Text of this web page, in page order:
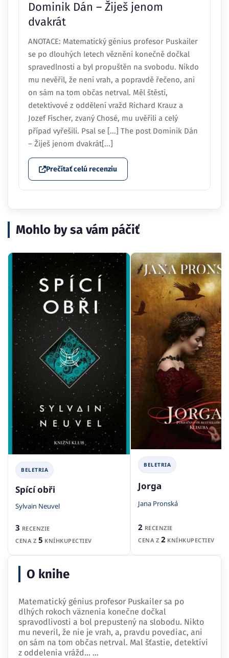
Dominik Dán – Žiješ jenom
dvakrát
ANOTACE: Matematický génius profesor Puskailer
se po dlouhých letech věznění konečně dočkal
spravedlnosti a byl propuštěn na svobodu. Nikdo
mu nevěřil, že není vrah, a popravdě řečeno, ani
on sám na tom občas netrval. Měl štěstí,
detektivové z oddělení vražd Richard Krauz a
Jozef Fischer, zvaný Chosé, mu uvěřili a celý
případ vyřešili. Psal se [...] The post Dominik Dán
– Žiješ jenom dvakrát[...]
Prečítať celú recenziu
Mohlo by sa vám páčiť
BELETRIA
Spící obři
Sylvain Neuvel
3 RECENZIE
CENA Z 5 KNÍHKUPECTIEV
BELETRIA
Jorga
Jana Pronská
2 RECENZIE
CENA Z 2 KNÍHKUPECTIEV
O knihe
Matematický génius profesor Puskailer sa po
dlhých rokoch väznenia konečne dočkal
spravodlivosti a bol prepustený na slobodu. Nikto
mu neveril, že nie je vrah, a, pravdu povediac, ani
on sám na tom občas netrval. Mal šťastie, detektívi
z oddelenia vrážd… ...